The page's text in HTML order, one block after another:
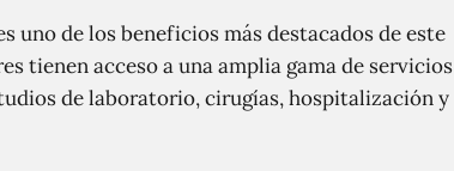
uno de los beneficios más destacados de este
tienen acceso a una amplia gama de servicios
de laboratorio, cirugías, hospitalización y